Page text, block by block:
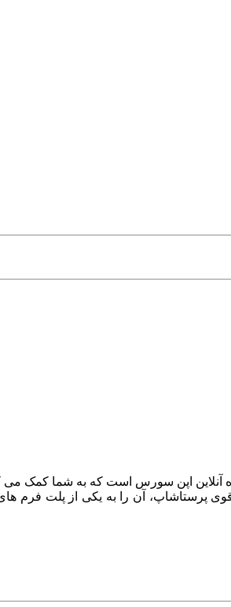
پرستاشاپ، آن را به یکی از پلت فرم